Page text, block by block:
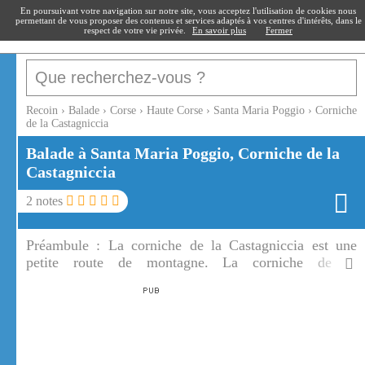
recoin.fr
Recoin › Balade › Corse › Haute Corse › Santa Maria Poggio › Corniche
de la Castagniccia
Balade à Santa Maria Poggio, Corniche de la
Castagniccia
2 notes
Préambule : La corniche de la Castagniccia est une
petite route de montagne. La corniche de la
En poursuivant votre navigation sur notre site, vous acceptez l'utilisation de cookies nous
permettant de vous proposer des contenus et services adaptés à vos centres d'intérêts, dans le
respect de votre vie privée.
En savoir plus Fermer